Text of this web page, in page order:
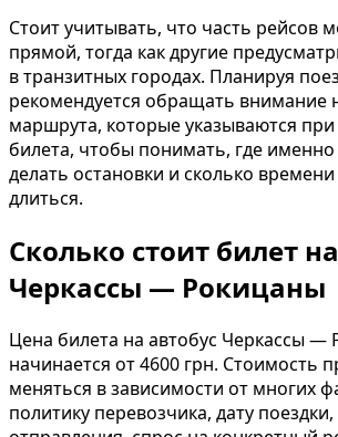
Стоит учитывать, что часть рейсов
прямой, тогда как другие
в транзитных городах. Планируя
рекомендуется обращать внимание
маршрута, которые указываются
билета, чтобы понимать, где именно
делать остановки и сколько
длиться.
Сколько стоит билет
Черкассы — Рокицаны
Цена билета на автобус Черкассы —
начинается от 4600 грн. Стоимость
меняться в зависимости от многих
политику перевозчика, дату